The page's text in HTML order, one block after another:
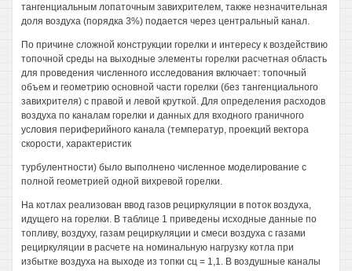
тангенциальным лопаточным завихрителем, также незначительная
доля воздуха (порядка 3%) подается через центральный канал.
По причине сложной конструкции горелки и интересу к воздействию
топочной среды на выходные элементы горелки расчетная область
для проведения численного исследования включает: топочный
объем и геометрию основной части горелки (без тангенциального
завихрителя) с правой и левой круткой. Для определения расходов
воздуха по каналам горелки и данных для входного граничного
условия периферийного канала (температур, проекций вектора
скорости, характеристик
турбулентности) было выполнено численное моделирование с
полной геометрией одной вихревой горелки.
На котлах реализован ввод газов рециркуляции в поток воздуха,
идущего на горелки. В таблице 1 приведены исходные данные по
топливу, воздуху, газам рециркуляции и смеси воздуха с газами
рециркуляции в расчете на номинальную нагрузку котла при
избытке воздуха на выходе из топки сц = 1,1. В воздушные каналы